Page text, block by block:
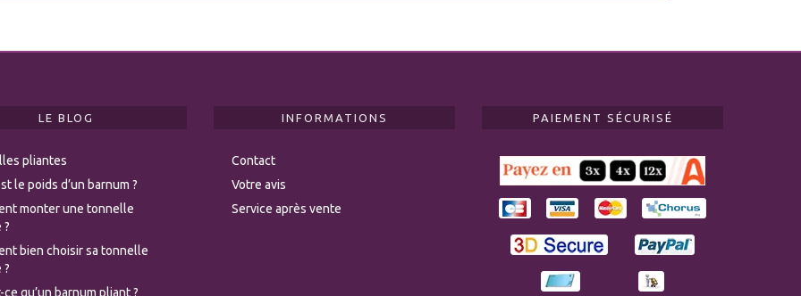
LE BLOG
pliantes
le poids d’un barnum ?
monter une tonnelle
?
bien choisir sa tonnelle
?
ce qu’un barnum pliant ?
INFORMATIONS
Contact
Votre avis
Service après vente
PAIEMENT SÉCURISÉ